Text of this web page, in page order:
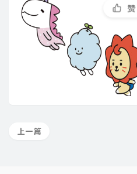
赞
上一篇